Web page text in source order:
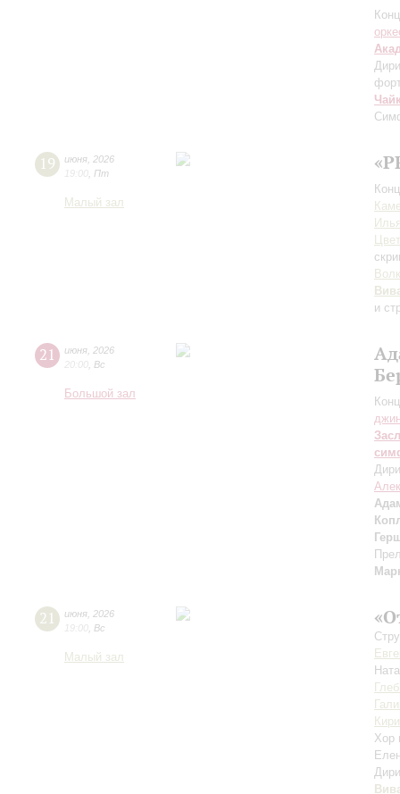
19 июня 2026
19:00 Пт
Малый зал
и
21 июня 2026
20:00 Вс
Большой зал
21 июня 2026
19:00 Вс
Малый зал
Хор